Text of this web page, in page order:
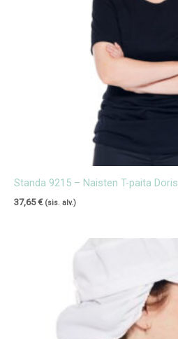
Standa 9215 – Naisten T-paita Doris
37,65€ (sis. alv.)